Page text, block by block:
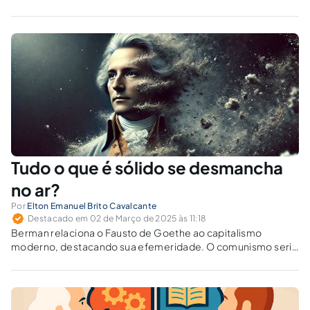
Tudo o que é sólido se desmancha
no ar?
Por Elton Emanuel Brito Cavalcante
Destacado em 02 de Março de 2025 às 11:18
Berman relaciona o Fausto de Goethe ao capitalismo
moderno, destacando sua efemeridade. O comunismo seria